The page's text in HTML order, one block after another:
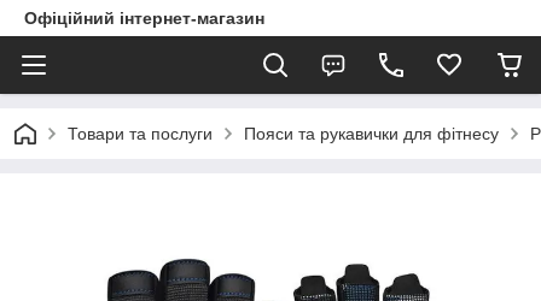
Офіційний інтернет-магазин
Товари та послуги Пояси та рукавички для фітнесу